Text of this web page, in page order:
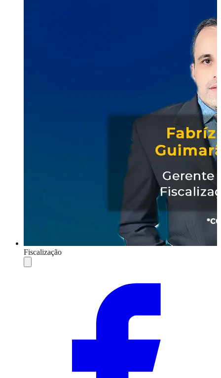
Fiscalização
Compartilhar